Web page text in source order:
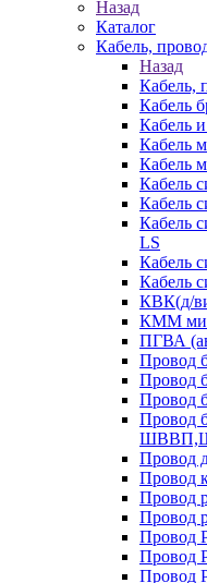
Назад
Каталог
Кабель,
Назад
Кабель,
Кабель
Кабель
Кабель
Кабель
Кабель
Кабель
Кабель
LS
Кабель
Кабель
КВК(д/
КММ
ПГВА
Провод
Провод
Провод
Провод
Провод
Провод
Провод
Провод
Провод
Провод